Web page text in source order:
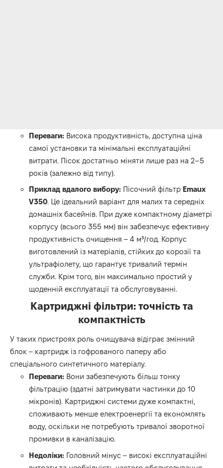
Переваги:Висока продуктивність, доступна ціна
самої установки та мінімальні експлуатаційні
витрати. Пісок достатньо міняти лише раз на 2–5
років (залежно від типу).
Приклад вдалого вибору:Пісочний фільтр Emaux
V350. Це ідеальний варіант для малих та середніх
домашніх басейнів. При дуже компактному діаметрі
корпусу (всього 355 мм) він забезпечує ефективну
продуктивність очищення – 4 м³/год. Корпус
виготовлений із матеріалів, стійких до корозії та
ультрафіолету, що гарантує тривалий термін
служби. Крім того, він максимально простий у
щоденній експлуатації та обслуговуванні.
Картриджні фільтри: точність та
компактність
У таких пристроях роль очищувача відіграє змінний
блок – картридж із гофрованого паперу або
спеціального синтетичного матеріалу.
Переваги:Вони забезпечують більш тонку
фільтрацію (здатні затримувати частинки до 10
мікронів). Картриджні системи дуже компактні,
споживають менше електроенергії та економлять
воду, оскільки не потребують тривалої зворотної
промивки в каналізацію.
Недоліки:Головний мінус – високі експлуатаційні